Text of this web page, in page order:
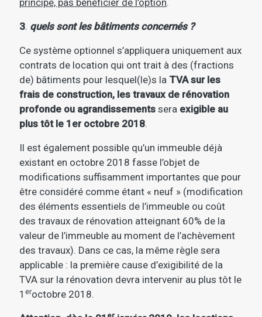
3. quels sont les bâtiments concernés ?
Ce système optionnel s’appliquera uniquement aux
contrats de location qui ont trait à des (fractions
de) bâtiments pour lesquel(le)s la TVA sur les
frais de construction, les travaux de rénovation
profonde ou agrandissements sera exigible au
plus tôt le 1er octobre 2018.
Il est également possible qu’un immeuble déjà
existant en octobre 2018 fasse l’objet de
modifications suffisamment importantes que pour
être considéré comme étant « neuf » (modification
des éléments essentiels de l’immeuble ou coût
des travaux de rénovation atteignant 60% de la
valeur de l’immeuble au moment de l’achèvement
des travaux). Dans ce cas, la même règle sera
applicable : la première cause d’exigibilité de la
TVA sur la rénovation devra intervenir au plus tôt le
1 eroctobre 2018.